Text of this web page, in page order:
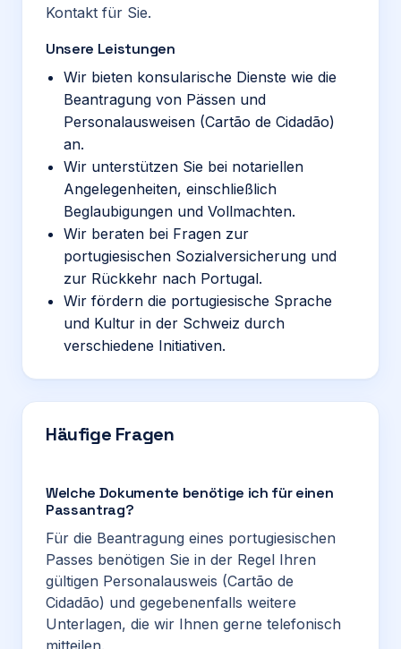
Kontakt für Sie.
Unsere Leistungen
Wir bieten konsularische Dienste wie die
Beantragung von Pässen und
Personalausweisen (Cartão de Cidadão)
an.
Wir unterstützen Sie bei notariellen
Angelegenheiten, einschließlich
Beglaubigungen und Vollmachten.
Wir beraten bei Fragen zur
portugiesischen Sozialversicherung und
zur Rückkehr nach Portugal.
Wir fördern die portugiesische Sprache
und Kultur in der Schweiz durch
verschiedene Initiativen.
Häufige Fragen
Welche Dokumente benötige ich für einen
Passantrag?
Für die Beantragung eines portugiesischen
Passes benötigen Sie in der Regel Ihren
gültigen Personalausweis (Cartão de
Cidadão) und gegebenenfalls weitere
Unterlagen, die wir Ihnen gerne telefonisch
mitteilen.